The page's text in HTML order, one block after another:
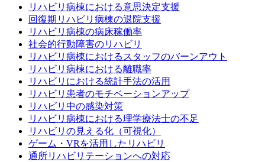
リハビリ病棟における意思決定支援
回復期リハビリ病棟の退院支援
リハビリ病棟の病床稼働率
社会的行動障害のリハビリ
リハビリ病棟におけるスタッフのバーンアウト
リハビリ病棟における離職率
リハビリにおける統計手法の活用
リハビリ患者のモチベーションアップ
リハビリ中の感染対策
リハビリ病棟における理学療法士の不足
リハビリの見える化（可視化）
ゲーム・VRを活用したリハビリ
通所リハビリテーションへの対応